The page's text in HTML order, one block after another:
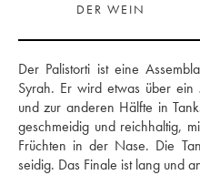
DER WEIN
Der Palistorti ist eine
Syrah. Er wird etwas über
und zur anderen Hälfte in
geschmeidig und reichhaltig,
Früchten in der Nase. Die
seidig. Das Finale ist lang und